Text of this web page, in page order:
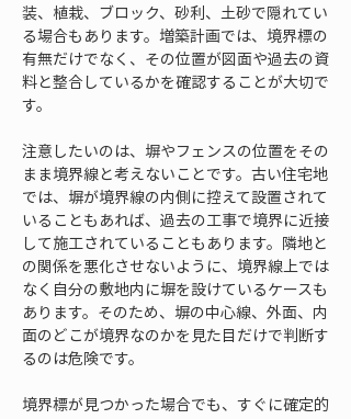
装、植栽、ブロック、砂利、土砂で隠れてい
る場合もあります。増築計画では、境界標の
有無だけでなく、その位置が図面や過去の資
料と整合しているかを確認することが大切で
す。
注意したいのは、塀やフェンスの位置をその
まま境界線と考えないことです。古い住宅地
では、塀が境界線の内側に控えて設置されて
いることもあれば、過去の工事で境界に近接
して施工されていることもあります。隣地と
の関係を悪化させないように、境界線上では
なく自分の敷地内に塀を設けているケースも
あります。そのため、塀の中心線、外面、内
面のどこが境界なのかを見た目だけで判断す
るのは危険です。
境界標が見つかった場合でも、すぐに確定的